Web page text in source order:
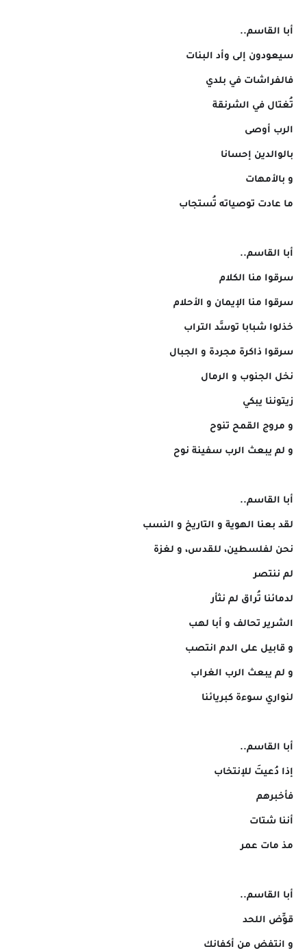
أبا القاسم..
سيعودون إلى وأد البنات
فالفراشات في بلدي
تُغتال في الشرنقة
الرب أوصى
بالوالدين إحسانا
و بالأمهات
ما عادت توصياته تُستجاب
أبا القاسم..
سرقوا منا الكلام
سرقوا منا الإيمان و الأحلام
خذلوا شبابا توسَّد التراب
سرقوا ذاكرة مجردة و الجبال
نخل الجنوب و الرمال
زيتوننا يبكي
و مروج القمح تنوح
و لم يبعث الرب سفينة نوح
أبا القاسم..
لقد بعنا الهوية و التاريخ و النسب
نحن لفلسطين، للقدس، و لغزة
لم ننتصر
لدمائنا تُراق لم نثأر
الشرير تحالف و أبا لهب
و قابيل على الدم انتصب
و لم يبعث الرب الغراب
لنواري سوءة كبريائنا
أبا القاسم..
إذا دُعيتَ للإنتخاب
فأخبرهم
أننا شتات
مذ مات عمر
أبا القاسم..
قوِّض اللحد
و انتفض من أكفانك